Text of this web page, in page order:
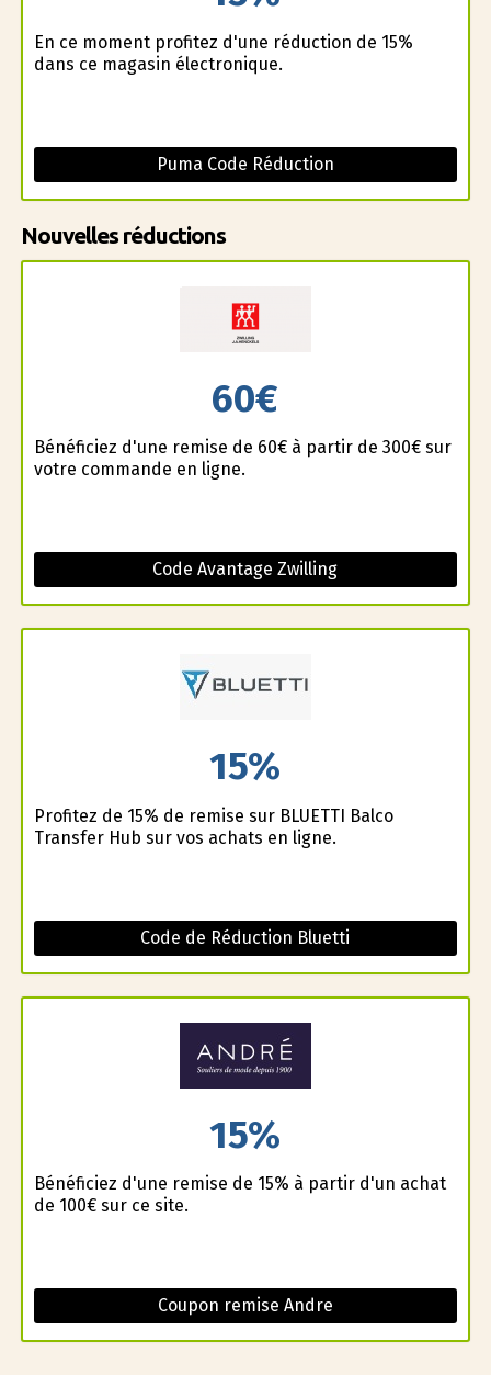
En ce moment profitez d'une réduction de 15%
dans ce magasin électronique.
Puma Code Réduction
Nouvelles réductions
60€
Bénéficiez d'une remise de 60€ à partir de 300€ sur
votre commande en ligne.
Code Avantage Zwilling
15%
Profitez de 15% de remise sur BLUETTI Balco
Transfer Hub sur vos achats en ligne.
Code de Réduction Bluetti
15%
Bénéficiez d'une remise de 15% à partir d'un achat
de 100€ sur ce site.
Coupon remise Andre